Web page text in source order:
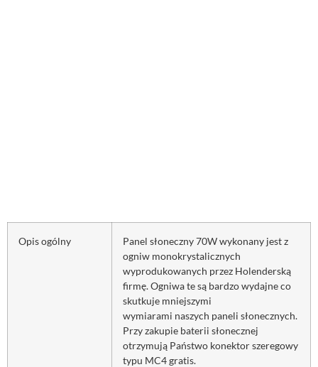
Opis ogólny
Panel słoneczny 70W wykonany jest z
ogniw monokrystalicznych
wyprodukowanych przez Holenderską
firmę. Ogniwa te są bardzo wydajne co
skutkuje mniejszymi
wymiarami naszych paneli słonecznych.
Przy zakupie baterii słonecznej
otrzymują Państwo konektor szeregowy
typu MC4 gratis.